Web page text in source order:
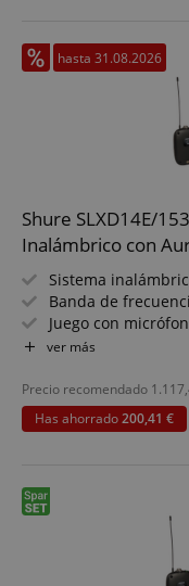
hasta 31.08.2026
Shure SLXD14E/
Inalámbrico con
Sistema
Banda de
Juego con
Patrón polar del
12 canales
Incluye accesorios
ver más
Precio recomendado
Has ahorrado200,41 €
session-id-apay